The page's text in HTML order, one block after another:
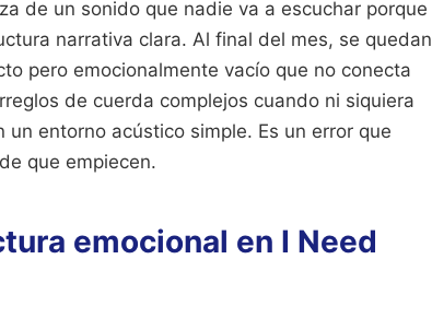
de un sonido que nadie va a escuchar porque
narrativa clara. Al final del mes, se quedan
pero emocionalmente vacío que no conecta
de cuerda complejos cuando ni siquiera
entorno acústico simple. Es un error que
que empiecen.
emocional en I Need